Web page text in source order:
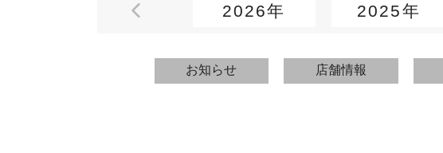
2026年 2025年
お知らせ 店舗情報